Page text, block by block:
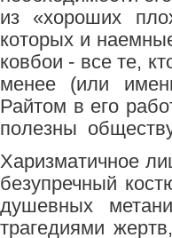
из «хороших
которых и
ковбои - все те,
менее (или
Райтом в его
полезны
Харизматичное
безупречный
душевных
трагедиями